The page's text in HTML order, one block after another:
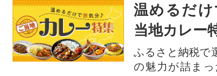
温めるだ
当地カレー
ふるさと納税で
の魅力が詰ま